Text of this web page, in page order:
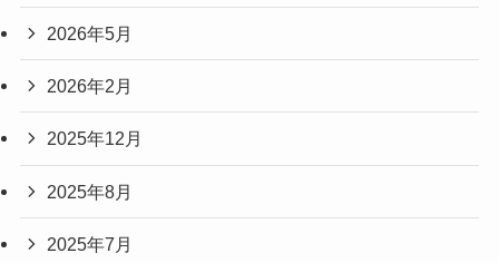
2026年5月
2026年2月
2025年12月
2025年8月
2025年7月